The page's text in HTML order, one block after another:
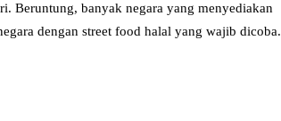
Beruntung, banyak negara yang menyediakan
dengan street food halal yang wajib dicoba.